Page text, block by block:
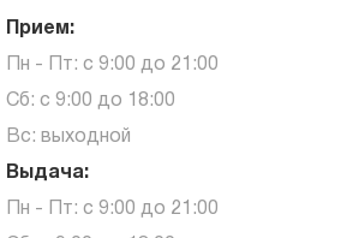
Прием:
Пн - Пт: с 9:00 до 21:00
Сб: с 9:00 до 18:00
Вс: выходной
Выдача:
Пн - Пт: с 9:00 до 21:00